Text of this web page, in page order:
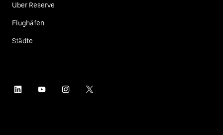
Uber Reserve
Flughäfen
Städte